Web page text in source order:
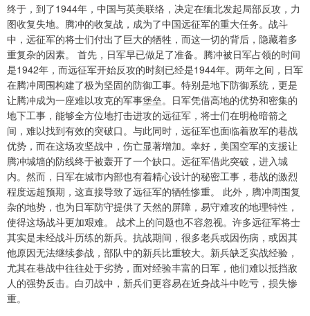
终于，到了1944年，中国与英美联络，决定在缅北发起局部反攻，力
图收复失地。腾冲的收复战，成为了中国远征军的重大任务。战斗
中，远征军的将士们付出了巨大的牺牲，而这一切的背后，隐藏着多
重复杂的因素。 首先，日军早已做足了准备。腾冲被日军占领的时间
是1942年，而远征军开始反攻的时刻已经是1944年。两年之间，日军
在腾冲周围构建了极为坚固的防御工事。特别是地下防御系统，更是
让腾冲成为一座难以攻克的军事堡垒。日军凭借高地的优势和密集的
地下工事，能够全方位地打击进攻的远征军，将士们在明枪暗箭之
间，难以找到有效的突破口。与此同时，远征军也面临着敌军的巷战
优势，而在这场攻坚战中，伤亡显著增加。幸好，美国空军的支援让
腾冲城墙的防线终于被轰开了一个缺口。远征军借此突破，进入城
内。然而，日军在城市内部也有着精心设计的秘密工事，巷战的激烈
程度远超预期，这直接导致了远征军的牺牲惨重。 此外，腾冲周围复
杂的地势，也为日军防守提供了天然的屏障，易守难攻的地理特性，
使得这场战斗更加艰难。 战术上的问题也不容忽视。许多远征军将士
其实是未经战斗历练的新兵。抗战期间，很多老兵或因伤病，或因其
他原因无法继续参战，部队中的新兵比重较大。新兵缺乏实战经验，
尤其在巷战中往往处于劣势，面对经验丰富的日军，他们难以抵挡敌
人的强势反击。白刃战中，新兵们更容易在近身战斗中吃亏，损失惨
重。